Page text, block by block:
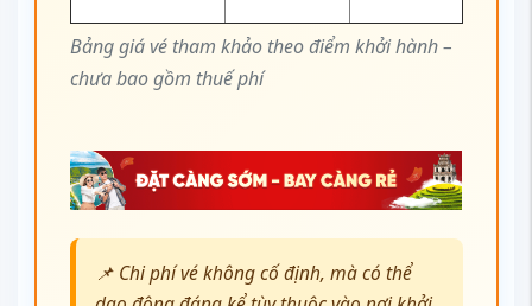
Bảng giá vé tham khảo theo điểm khởi hành –
chưa bao gồm thuế phí
📌 Chi phí vé không cố định, mà có thể